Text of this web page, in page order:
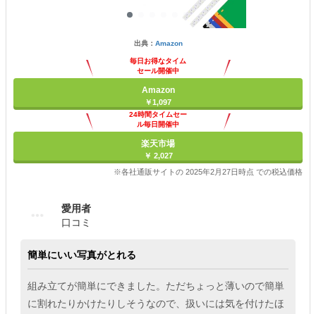
出典： Amazon
毎日お得なタイム
セール開催中
Amazon
￥1,097
24時間タイムセー
ル毎日開催中
楽天市場
￥ 2,027
※各社通販サイトの 2025年2月27日時点 での税込価格
愛用者
口コミ
簡単にいい写真がとれる
組み立てが簡単にできました。ただちょっと薄いので簡単
に割れたりかけたりしそうなので、扱いには気を付けたほ